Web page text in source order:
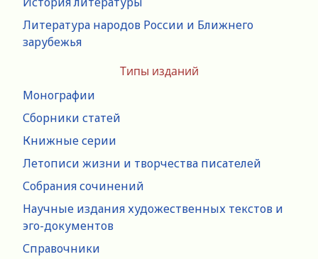
Литература народов России и Ближнего
зарубежья
Типы изданий
Монографии
Сборники статей
Книжные серии
Летописи жизни и творчества писателей
Собрания сочинений
Научные издания художественных текстов и
эго-документов
Справочники